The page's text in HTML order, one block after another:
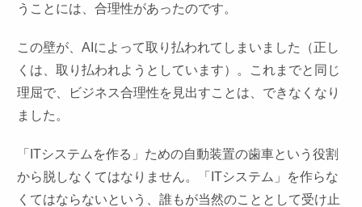
うことには、合理性があったのです。
この壁が、AIによって取り払われてしまいました（正し
くは、取り払われようとしています）。これまでと同じ
理屈で、ビジネス合理性を見出すことは、できなくなり
ました。
「ITシステムを作る」ための自動装置の歯車という役割
から脱しなくてはなりません。「ITシステム」を作らな
くてはならないという、誰もが当然のこととして受け止